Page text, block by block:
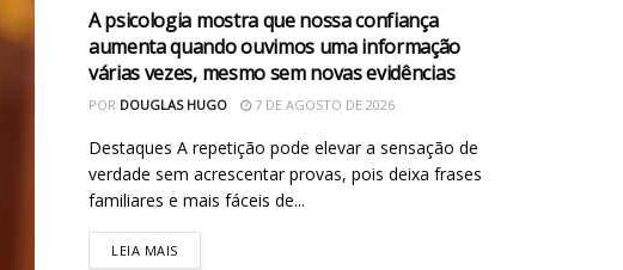
A psicologia mostra que nossa confiança
aumenta quando ouvimos uma informação
várias vezes, mesmo sem novas evidências
POR DOUGLAS HUGO 7 DE AGOSTO DE 2026
Destaques A repetição pode elevar a sensação de
verdade sem acrescentar provas, pois deixa frases
familiares e mais fáceis de...
LEIA MAIS